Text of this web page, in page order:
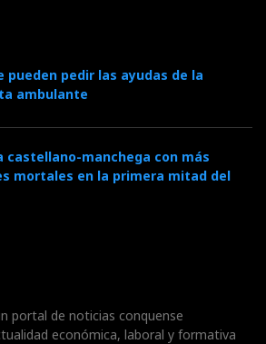
pueden pedir las ayudas de la
ambulante
castellano-manchega con más
mortales en la primera mitad del
portal de noticias conquense
económica, laboral y formativa